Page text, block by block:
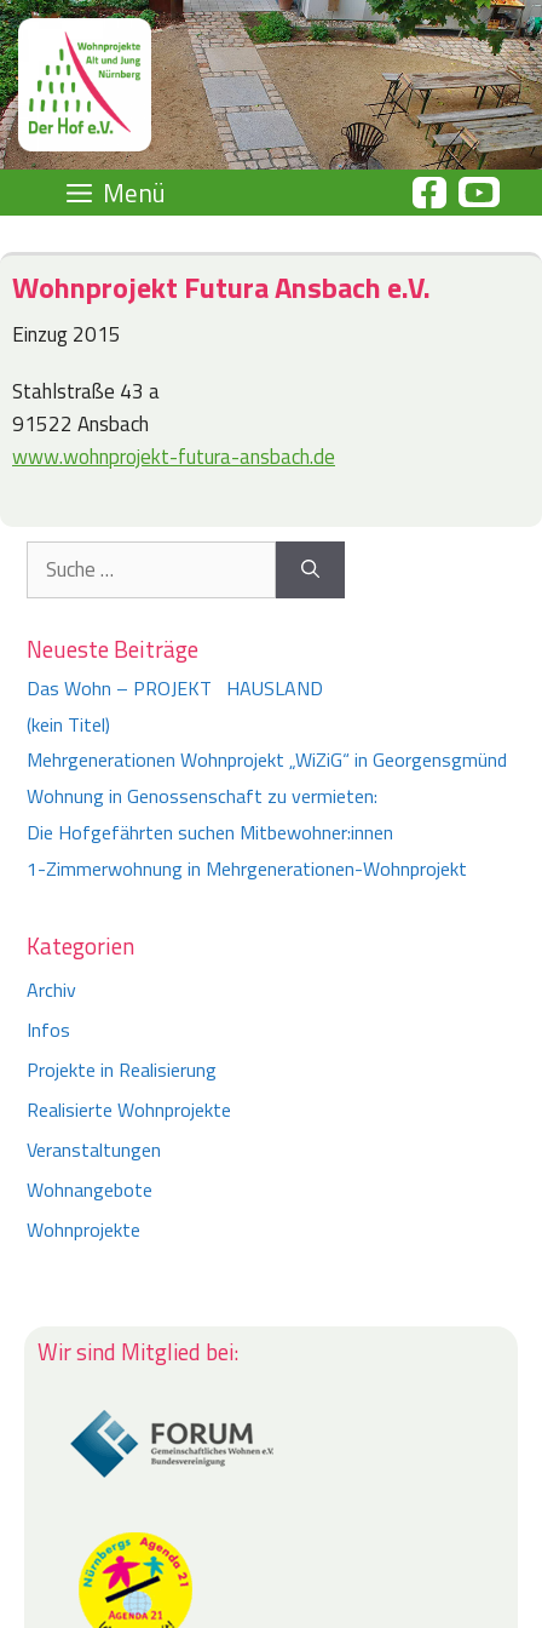
Zum
Inhalt
springen
Menü
Wohnprojekt Futura Ansbach e.V.
Einzug 2015
Stahlstraße 43 a
91522 Ansbach
www.wohnprojekt-futura-ansbach.de
Suche
nach:
Neueste Beiträge
Das Wohn – PROJEKT HAUSLAND
(kein Titel)
Mehrgenerationen Wohnprojekt „WiZiG“ in Georgensgmünd
Wohnung in Genossenschaft zu vermieten:
Die Hofgefährten suchen Mitbewohner:innen
1-Zimmerwohnung in Mehrgenerationen-Wohnprojekt
Kategorien
Archiv
Infos
Projekte in Realisierung
Realisierte Wohnprojekte
Veranstaltungen
Wohnangebote
Wohnprojekte
Wir sind Mitglied bei: